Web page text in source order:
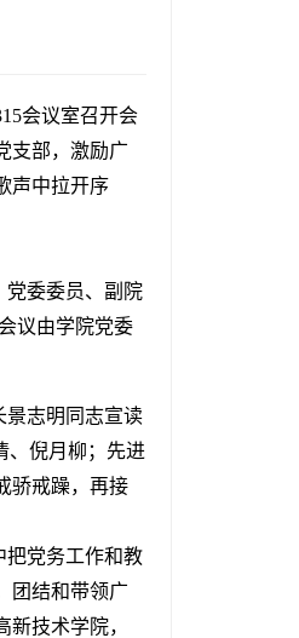
会议室召开会
支部，激励广
声中拉开序
党委委员、副院
议由学院党委
景志明同志宣读
、倪月柳；先进
骄戒躁，再接
把党务工作和教
团结和带领广
技术学院，